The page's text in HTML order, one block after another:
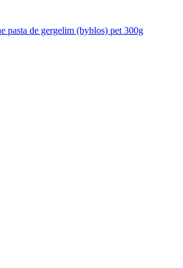
pasta de gergelim (byblos) pet 300g